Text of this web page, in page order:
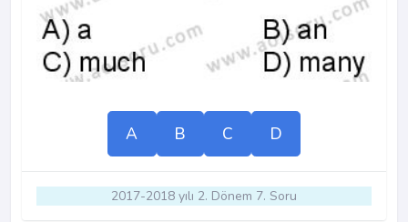
A B C D
2017-2018 yılı 2. Dönem 7. Soru